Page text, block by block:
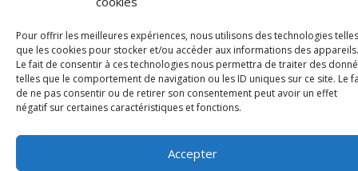
Pour offrir les meilleures expériences, nous utilisons des technologies telles
que les cookies pour stocker et/ou accéder aux informations des appareils.
Le fait de consentir à ces technologies nous permettra de traiter des
telles que le comportement de navigation ou les ID uniques sur ce site. Le
de ne pas consentir ou de retirer son consentement peut avoir un effet
négatif sur certaines caractéristiques et fonctions.
Accepter
Mentions Légales
Politique de Confidentialité